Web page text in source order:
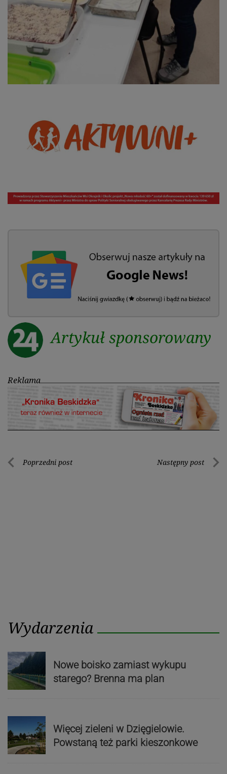
Artykuł sponsorowany
Reklama
Nawigacja
Poprzedni post Następny post
Wydarzenia
Nowe boisko zamiast wykupu
starego? Brenna ma plan
Więcej zieleni w Dzięgielowie.
Powstaną też parki kieszonkowe